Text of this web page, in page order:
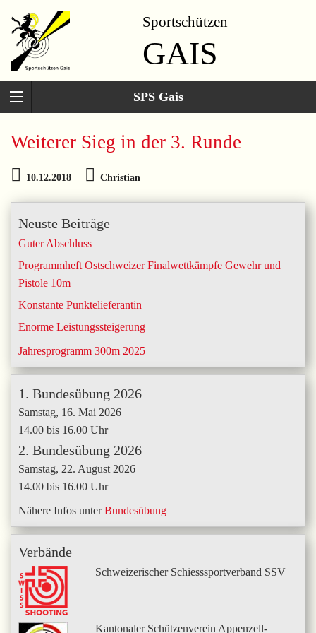
Sportschützen
GAIS
SPS Gais
Weiterer Sieg in der 3. Runde
10.12.2018 Christian
Neuste Beiträge
Guter Abschluss
Programmheft Ostschweizer Finalwettkämpfe Gewehr und
Pistole 10m
Konstante Punktelieferantin
Enorme Leistungssteigerung
Jahresprogramm 300m 2025
1. Bundesübung 2026
Samstag, 16. Mai 2026
14.00 bis 16.00 Uhr
2. Bundesübung 2026
Samstag, 22. August 2026
14.00 bis 16.00 Uhr
Nähere Infos unterBundesübung
Verbände
Schweizerischer Schiesssportverband SSV
Kantonaler Schützenverein Appenzell-